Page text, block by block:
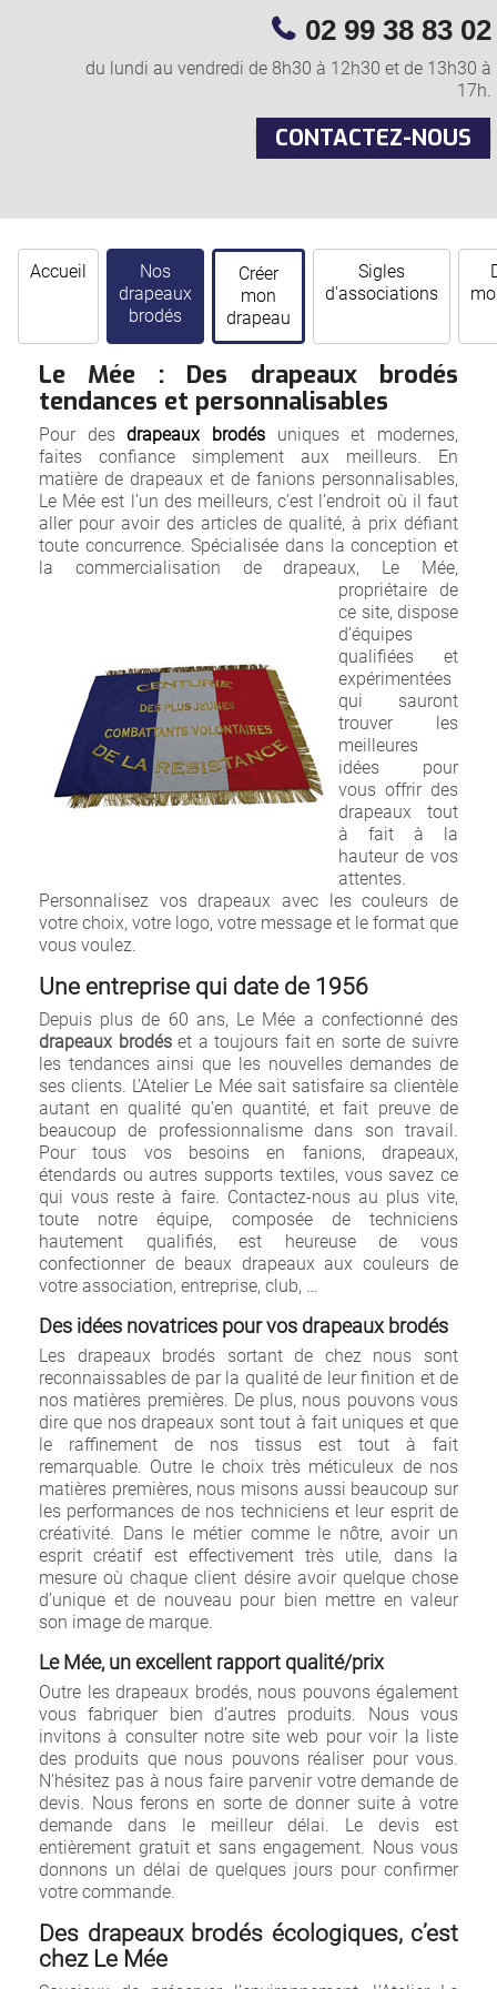
02 99 38 83 02
du lundi au vendredi de 8h30 à 12h30 et de 13h30 à
17h.
CONTACTEZ-NOUS
Accueil
Nos
drapeaux
brodés
Créer
mon
drapeau
Sigles
d'associations
Le Mée : Des drapeaux brodés
tendances et personnalisables
Pour desdrapeaux brodés uniques et modernes,
faites confiance simplement aux meilleurs. En
matière de drapeaux et de fanions personnalisables,
Le Mée est l’un des meilleurs, c’est l’endroit où il faut
aller pour avoir des articles de qualité, à prix défiant
toute concurrence. Spécialisée dans la conception et
la commercialisation de drapeaux, Le Mée,
propriétaire de
ce site, dispose
d’équipes
qualifiées et
expérimentées
qui sauront
trouver les
meilleures
idées pour
vous offrir des
drapeaux tout
à fait à la
hauteur de vos
attentes.
Personnalisez vos drapeaux avec les couleurs de
votre choix, votre logo, votre message et le format que
vous voulez.
Une entreprise qui date de 1956
Depuis plus de 60 ans, Le Mée a confectionné des
drapeaux brodéset a toujours fait en sorte de suivre
les tendances ainsi que les nouvelles demandes de
ses clients. L’Atelier Le Mée sait satisfaire sa clientèle
autant en qualité qu’en quantité, et fait preuve de
beaucoup de professionnalisme dans son travail.
Pour tous vos besoins en fanions, drapeaux,
étendards ou autres supports textiles, vous savez ce
qui vous reste à faire. Contactez-nous au plus vite,
toute notre équipe, composée de techniciens
hautement qualifiés, est heureuse de vous
confectionner de beaux drapeaux aux couleurs de
votre association, entreprise, club, …
Des idées novatrices pour vos drapeaux brodés
Les drapeaux brodés sortant de chez nous sont
reconnaissables de par la qualité de leur finition et de
nos matières premières. De plus, nous pouvons vous
dire que nos drapeaux sont tout à fait uniques et que
le raffinement de nos tissus est tout à fait
remarquable. Outre le choix très méticuleux de nos
matières premières, nous misons aussi beaucoup sur
les performances de nos techniciens et leur esprit de
créativité. Dans le métier comme le nôtre, avoir un
esprit créatif est effectivement très utile, dans la
mesure où chaque client désire avoir quelque chose
d’unique et de nouveau pour bien mettre en valeur
son image de marque.
Le Mée, un excellent rapport qualité/prix
Outre les drapeaux brodés, nous pouvons également
vous fabriquer bien d’autres produits. Nous vous
invitons à consulter notre site web pour voir la liste
des produits que nous pouvons réaliser pour vous.
N’hésitez pas à nous faire parvenir votre demande de
devis. Nous ferons en sorte de donner suite à votre
demande dans le meilleur délai. Le devis est
entièrement gratuit et sans engagement. Nous vous
donnons un délai de quelques jours pour confirmer
votre commande.
Des drapeaux brodés écologiques, c’est
chez Le Mée